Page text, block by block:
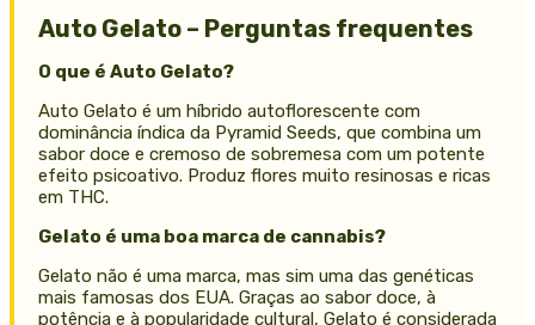
Auto Gelato – Perguntas frequentes
O que é Auto Gelato?
Auto Gelato é um híbrido autoflorescente com
dominância índica da Pyramid Seeds, que combina um
sabor doce e cremoso de sobremesa com um potente
efeito psicoativo. Produz flores muito resinosas e ricas
em THC.
Gelato é uma boa marca de cannabis?
Gelato não é uma marca, mas sim uma das genéticas
mais famosas dos EUA. Graças ao sabor doce, à
potência e à popularidade cultural, Gelato é considerada